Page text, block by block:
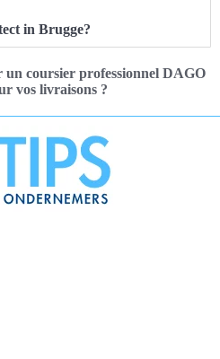
in Brugge?
un coursier professionnel DAGO
vos livraisons ?